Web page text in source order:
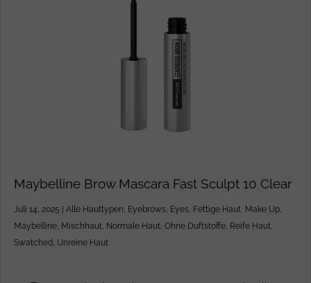
Maybelline Brow Mascara Fast Sculpt 10 Clear
Juli 14, 2025 Alle Hauttypen, Eyebrows, Eyes, Fettige Haut, Make Up,
Maybelline, Mischhaut, Normale Haut, Ohne Duftstoffe, Reife Haut,
Swatched, Unreine Haut